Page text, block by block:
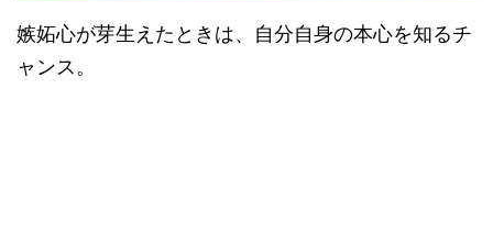
嫉妬心が芽生えたときは、自分自身の本心を知るチ
ャンス。